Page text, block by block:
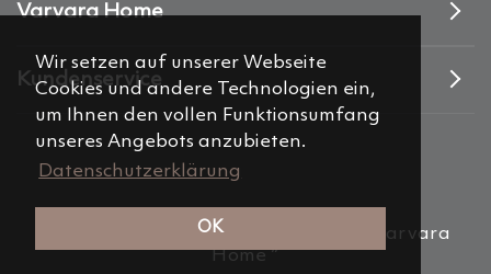
Wir setzen auf unserer Webseite
Cookies und andere Technologien ein,
um Ihnen den vollen Funktionsumfang
unseres Angebots anzubieten.
Datenschutzerklärung
OK
Varvara Home
Kundenservice
(c) 2012-2026 Alemira Group, s.r.o. “Varvara
Home ”